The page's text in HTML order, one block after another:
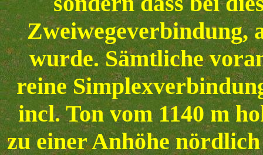
Zweiwegeverbindung,
wurde. Sämtliche
reine
incl. Ton vom 1140 m
zu einer Anhöhe